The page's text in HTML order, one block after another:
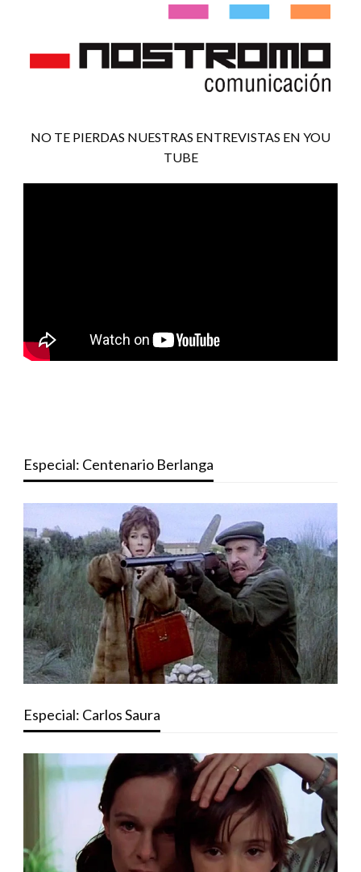
NO TE PIERDAS NUESTRAS ENTREVISTAS EN YOU
TUBE
Especial: Centenario Berlanga
Especial: Carlos Saura